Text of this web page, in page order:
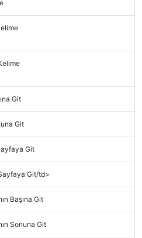
Git
Git
Git
Git/td>
Başına Git
Sonuna Git